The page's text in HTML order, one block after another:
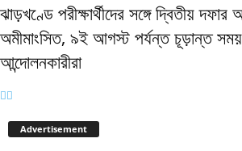
ঝাড়খণ্ডে পরীক্ষার্থীদের সঙ্গে দ্বিতীয়
অমীমাংসিত, ৯ই আগস্ট পর্যন্ত চূড়ান্ত
আন্দোলনকারীরা
Advertisement